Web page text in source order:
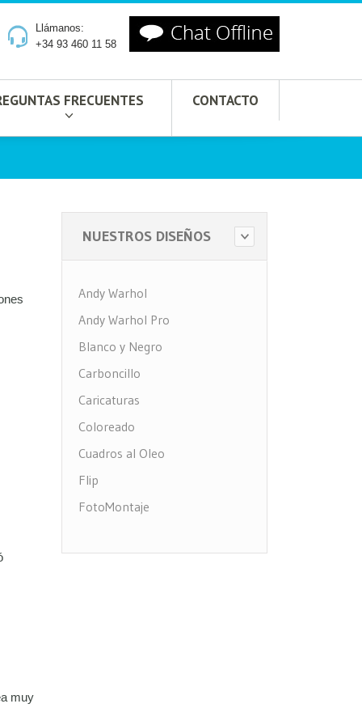
Llámanos:
+34 93 460 11 58
FRECUENTES CONTACTO
muy
NUESTROS DISEÑOS
Andy Warhol
Andy Warhol Pro
Blanco y Negro
Carboncillo
Caricaturas
Coloreado
Cuadros al Oleo
Flip
FotoMontaje